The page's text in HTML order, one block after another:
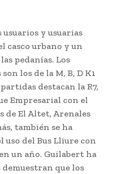
usuarios y usuarias
casco urbano y un
pedanías. Los
los de la M, B, D K1
destacan la R7,
Empresarial con el
de El Altet, Arenales
también se ha
uso del Bus Lliure con
un año. Guilabert ha
que los